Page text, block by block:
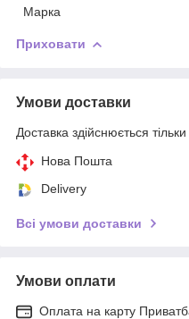
Марка
Приховати
Умови доставки
Доставка здійснюється
Нова Пошта
Delivery
Всі умови доставки
Умови оплати
Оплата на карту